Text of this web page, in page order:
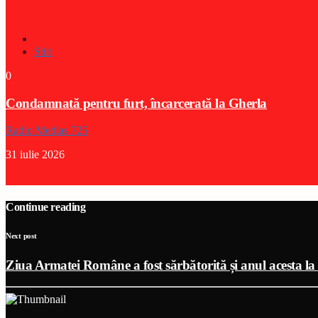
Stiri
0
Condamnată pentru furt, încarcerată la Gherla
Radio Medias 725
31 iulie 2026
Continue reading
Next post
Ziua Armatei Române a fost sărbătorită și anul acesta